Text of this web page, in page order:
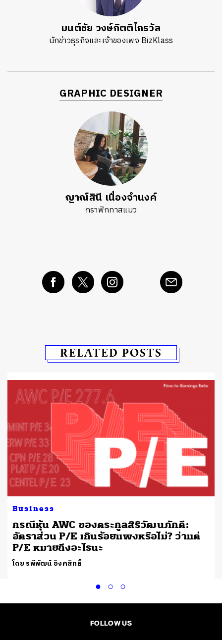
มนต์ชัย วงษ์กิตติไกรวัล
นักข่าวธุรกิจและเจ้าของเพจ BizKlass
GRAPHIC DESIGNER
ญาณ์สินี เนื่องจำนงค์
กราฟิกทาสแมว
RELATED POSTS
Business
กรณีหุ้น AWC ของตระกูลสิริวัฒนภักดี:
อัตราส่วน P/E เกินร้อยแพงหรือไม่? ว่าแต่
P/E หมายถึงอะไรนะ
โดย รพีพัฒน์ อิงคสิทธิ์
FOLLOW US